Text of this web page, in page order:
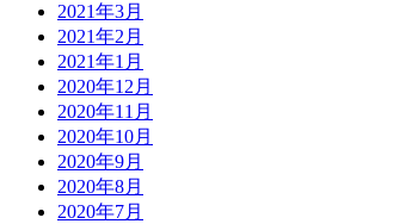
2021年3月
2021年2月
2021年1月
2020年12月
2020年11月
2020年10月
2020年9月
2020年8月
2020年7月